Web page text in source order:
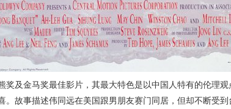
及金马奖最佳影片，其最大特色是以中国人特有的伦理
故事描述伟同远在美国跟男朋友赛门同居，但却不断受